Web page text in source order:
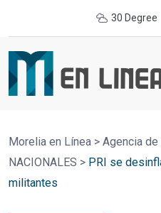
30 Degree
Morelia en Línea > Agencia
NACIONALES > PRI se
militantes